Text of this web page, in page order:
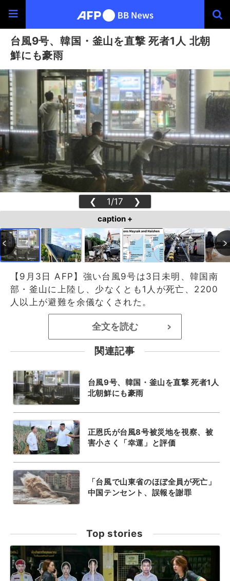
台風9号、韓国・釜山を直撃 死者1人 北朝
鮮にも豪雨
❮ 1/17 ❯
caption +
【9月3日 AFP】強い台風9号は3日未明、韓国南
部・釜山に上陸し、少なくとも1人が死亡、2200
人以上が避難を余儀なくされた。
全文を読む >
関連記事
台風9号、韓国・釜山を直撃 死者1人
北朝鮮にも豪雨
正恩氏が台風8号被災地を視察、被
害小さく「幸運」と評価
「台風で山東省のほぼ全員が死亡」
中国テンセント、誤報を謝罪
Top stories